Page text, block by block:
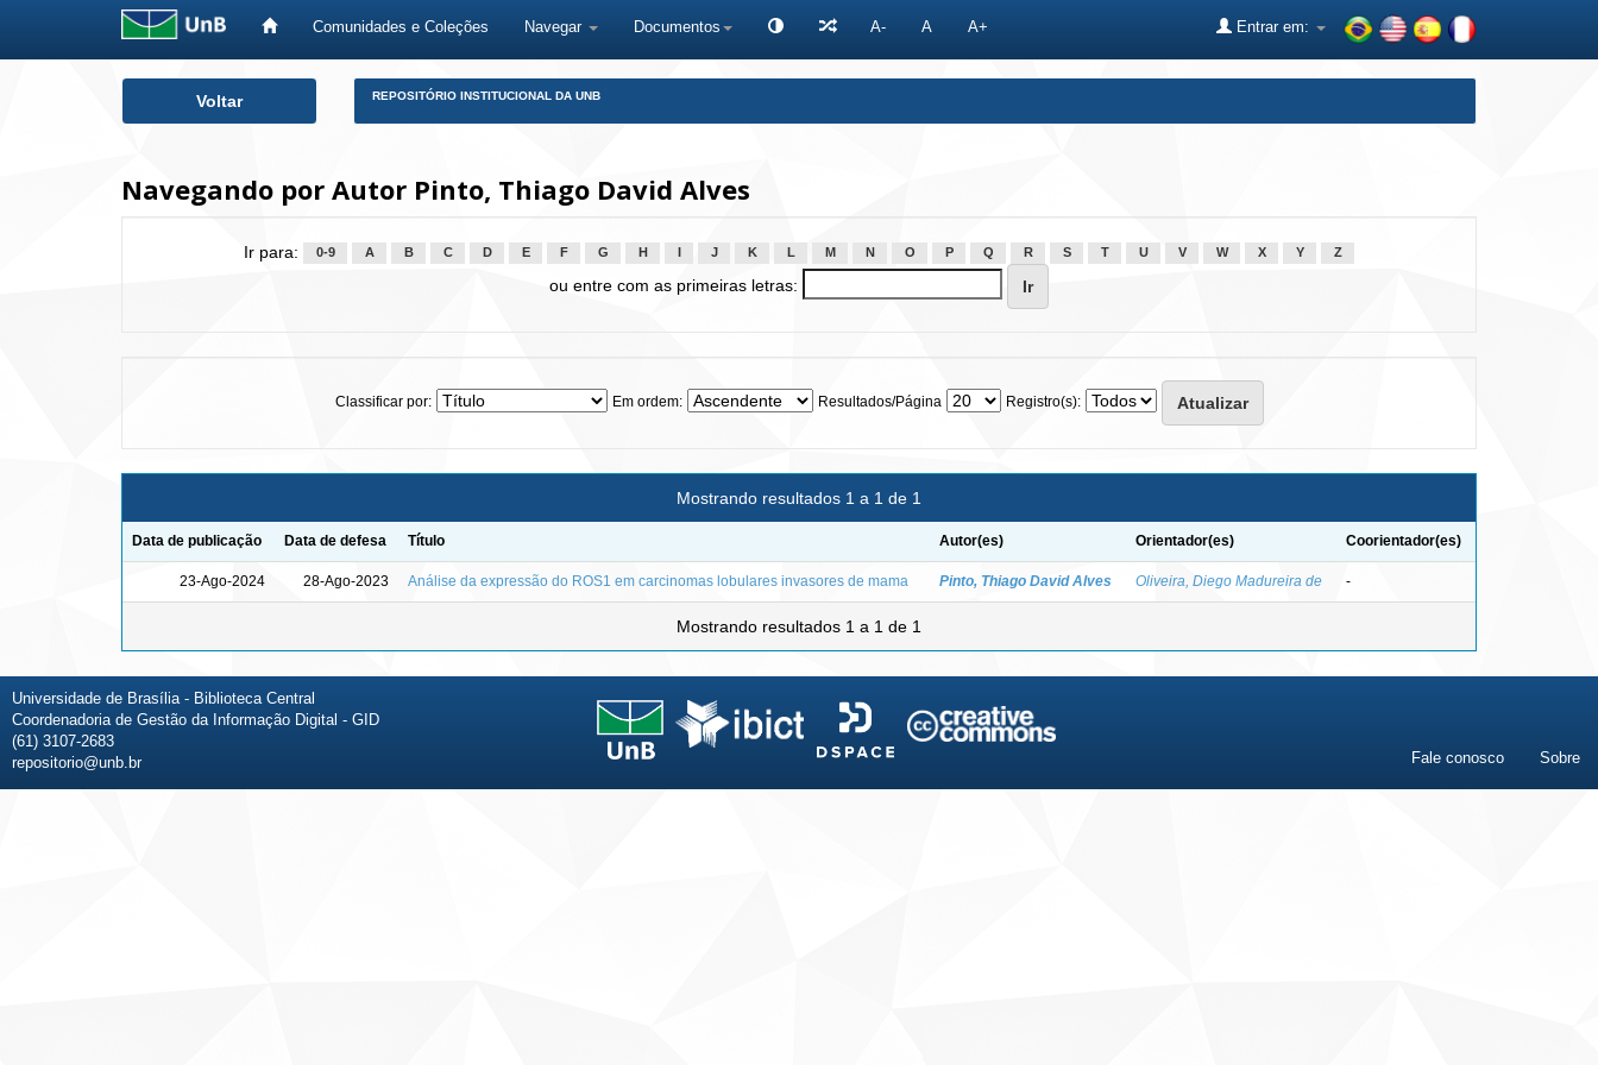
Comunidades e Coleções Navegar Documentos A- A A+ Entrar em:
Voltar REPOSITÓRIO INSTITUCIONAL DA UNB
Navegando por Autor Pinto, Thiago David Alves
Ir para: 0-9 A B C D E F G H J K L M N O P Q R S T U V W X Y Z
ou entre com as primeiras letras:
Classificar por: Em ordem: Resultados/Página Registro(s):
Mostrando resultados 1 a 1 de 1
Data de publicação Data de defesa Título Autor(es) Orientador(es) Coorientador(es)
23-Ago-2024 28-Ago-2023 Análise da expressão do ROS1 em carcinomas lobulares invasores de mama Pinto, Thiago David Alves Oliveira, Diego Madureira de -
Mostrando resultados 1 a 1 de 1
Universidade de Brasília - Biblioteca Central
Coordenadoria de Gestão da Informação Digital - GID
(61) 3107-2683
repositorio@unb.br
Fale conosco Sobre